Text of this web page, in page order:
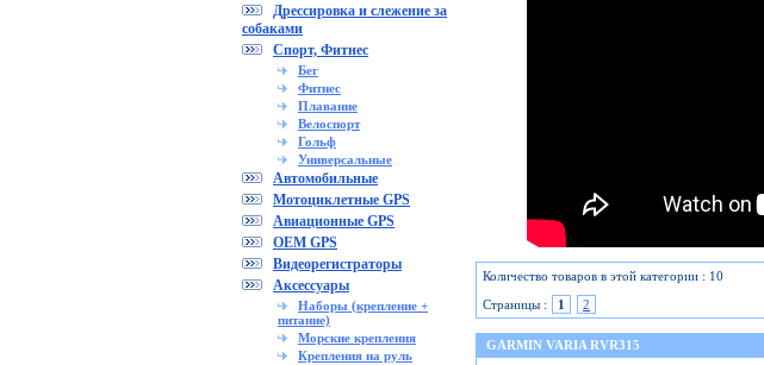
Дрессировка и слежение за
собаками
Спорт, Фитнес
Бег
Фитнес
Плавание
Велоспорт
Гольф
Универсальные
Автомобильные
Мотоциклетные GPS
Авиационные GPS
OEM GPS
Видеорегистраторы
Аксессуары
Наборы (крепление +
питание)
Морские крепления
Крепления на руль
Количество товаров в этой категории : 10
Страницы :
1 2
GARMIN VARIA RVR315